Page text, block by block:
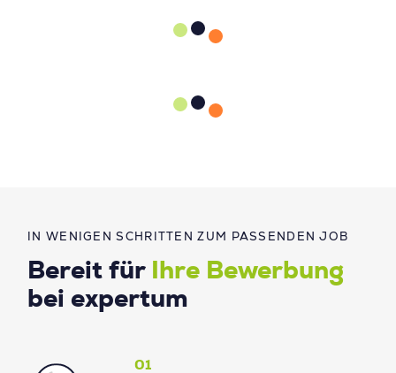
IN WENIGEN SCHRITTEN ZUM PASSENDEN JOB
Bereit für
Ihre Bewerbung
bei expertum
01